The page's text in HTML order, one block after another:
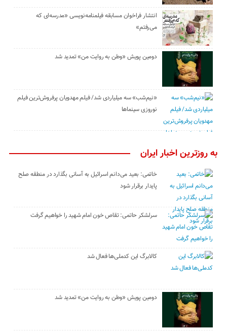
انتشار فراخوان مسابقه فیلمنامه‌نویسی «مدرسه‌ای که
می‌رفتم»
دومین پویش «وطن به روایت من» تمدید شد
«نیم‌شب» سه میلیاردی شد/ فیلم مهدویان پرفروش‌ترین فیلم
نوروزی سینماها
به روزترین اخبار ایران
خاتمی: بعید می‌دانم اسرائیل به آسانی بگذارد در منطقه صلح
پایدار برقرار شود
سرلشکر حاتمی: تقاص خون امام شهید را خواهیم گرفت
کالابرگ این کدملی‌ها فعال شد
دومین پویش «وطن به روایت من» تمدید شد